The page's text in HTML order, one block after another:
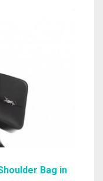
Bag in